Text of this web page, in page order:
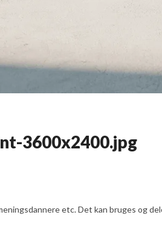
3600x2400.jpg
etc. Det kan bruges og